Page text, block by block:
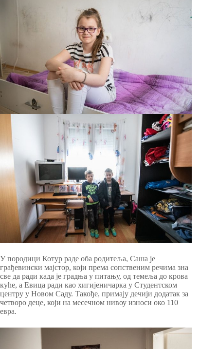
У породици Котур раде оба родитеља, Саша је
грађевински мајстор, који према сопственим речима зна
све да ради када је градња у питању, од темеља до крова
куће, а Евица ради као хигијеничарка у Студентском
центру у Новом Саду. Такође, примају дечији додатак за
четворо деце, који на месечном нивоу износи око 110
евра.